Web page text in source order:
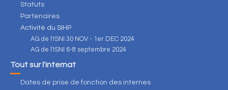
Statuts
Partenaires
Activité du SIHP
AG de l'ISNI 30 NOV - 1er DEC 2024
AG de l'ISNI 6-8 septembre 2024
Tout sur l'internat
Dates de prise de fonction des internes